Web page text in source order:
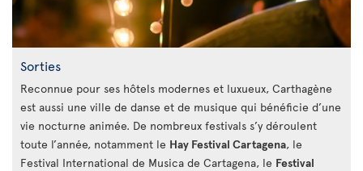
Sorties
Reconnue pour ses hôtels modernes et luxueux, Carthagène
est aussi une ville de danse et de musique qui bénéficie d’une
vie nocturne animée. De nombreux festivals s’y déroulent
toute l’année, notamment le Hay Festival Cartagena, le
Festival International de Musica de Cartagena, le Festival